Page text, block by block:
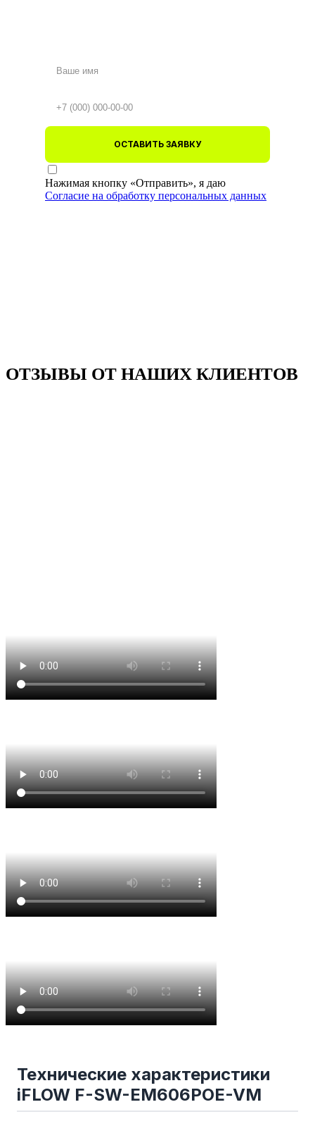
ОСТАВИТЬ ЗАЯВКУ
Нажимая кнопку «Отправить», я даю
Согласие на обработку персональных данных
ОТЗЫВЫ ОТ НАШИХ КЛИЕНТОВ
Технические характеристики
iFLOW F-SW-EM606POE-VM